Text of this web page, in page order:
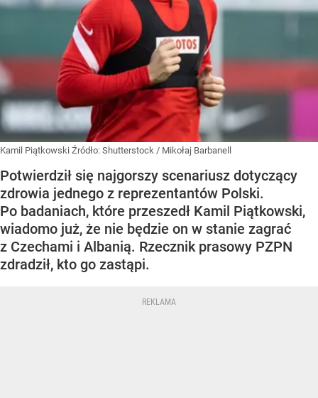
Kamil Piątkowski Źródło: Shutterstock / Mikołaj Barbanell
Potwierdził się najgorszy scenariusz dotyczący
zdrowia jednego z reprezentantów Polski.
Po badaniach, które przeszedł Kamil Piątkowski,
wiadomo już, że nie będzie on w stanie zagrać
z Czechami i Albanią. Rzecznik prasowy PZPN
zdradził, kto go zastąpi.